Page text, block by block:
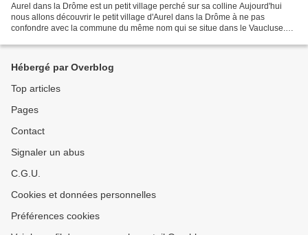
Aurel dans la Drôme est un petit village perché sur sa colline Aujourd'hui
nous allons découvrir le petit village d'Aurel dans la Drôme à ne pas
confondre avec la commune du même nom qui se situe dans le Vaucluse.
Hébergé par Overblog
Top articles
Pages
Contact
Signaler un abus
C.G.U.
Cookies et données personnelles
Préférences cookies